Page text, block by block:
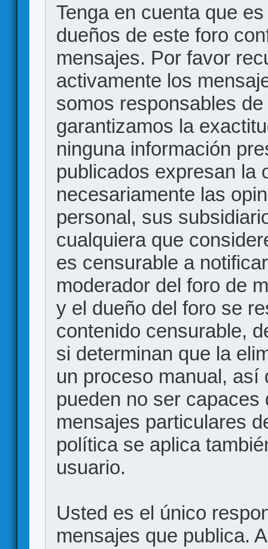
Tenga en cuenta que
dueños de este foro
mensajes. Por favor
activamente los
somos responsables
garantizamos la
ninguna información
publicados expresan la
necesariamente las
personal, sus
cualquiera que
es censurable a
moderador del foro de
y el dueño del foro se
contenido censurable,
si determinan que la
un proceso manual, así
pueden no ser
mensajes particulares
política se aplica
usuario.
Usted es el único
mensajes que publica.